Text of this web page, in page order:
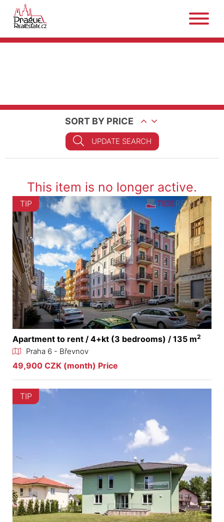
SORT BY PRICE
UPDATE SEARCH
This item is no longer active.
TIP
Apartment to rent / 4+kt (3 bedrooms) / 135 m2
Praha 6 - Břevnov
49,900 CZK (month) Price
TIP